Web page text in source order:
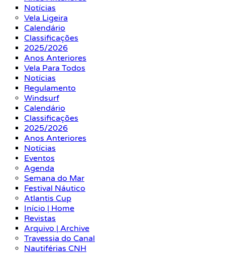
Notícias
Vela Ligeira
Calendário
Classificações
2025/2026
Anos Anteriores
Vela Para Todos
Notícias
Regulamento
Windsurf
Calendário
Classificações
2025/2026
Anos Anteriores
Notícias
Eventos
Agenda
Semana do Mar
Festival Náutico
Atlantis Cup
Início | Home
Revistas
Arquivo | Archive
Travessia do Canal
Nautiférias CNH